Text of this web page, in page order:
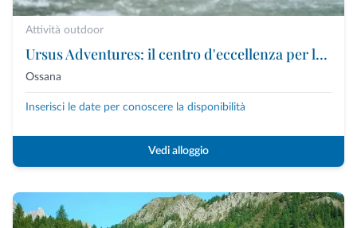
Attività outdoor
Ursus Adventures: il centro d'eccellenza per le attività outdoor premium in Trentino
Ossana
Inserisci le date per conoscere la disponibilità
Vedi alloggio